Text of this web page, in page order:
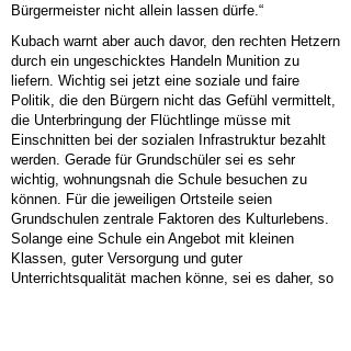
Bürgermeister nicht allein lassen dürfe.“
Kubach warnt aber auch davor, den rechten Hetzern
durch ein ungeschicktes Handeln Munition zu
liefern. Wichtig sei jetzt eine soziale und faire
Politik, die den Bürgern nicht das Gefühl vermittelt,
die Unterbringung der Flüchtlinge müsse mit
Einschnitten bei der sozialen Infrastruktur bezahlt
werden. Gerade für Grundschüler sei es sehr
wichtig, wohnungsnah die Schule besuchen zu
können. Für die jeweiligen Ortsteile seien
Grundschulen zentrale Faktoren des Kulturlebens.
Solange eine Schule ein Angebot mit kleinen
Klassen, guter Versorgung und guter
Unterrichtsqualität machen könne, sei es daher, so